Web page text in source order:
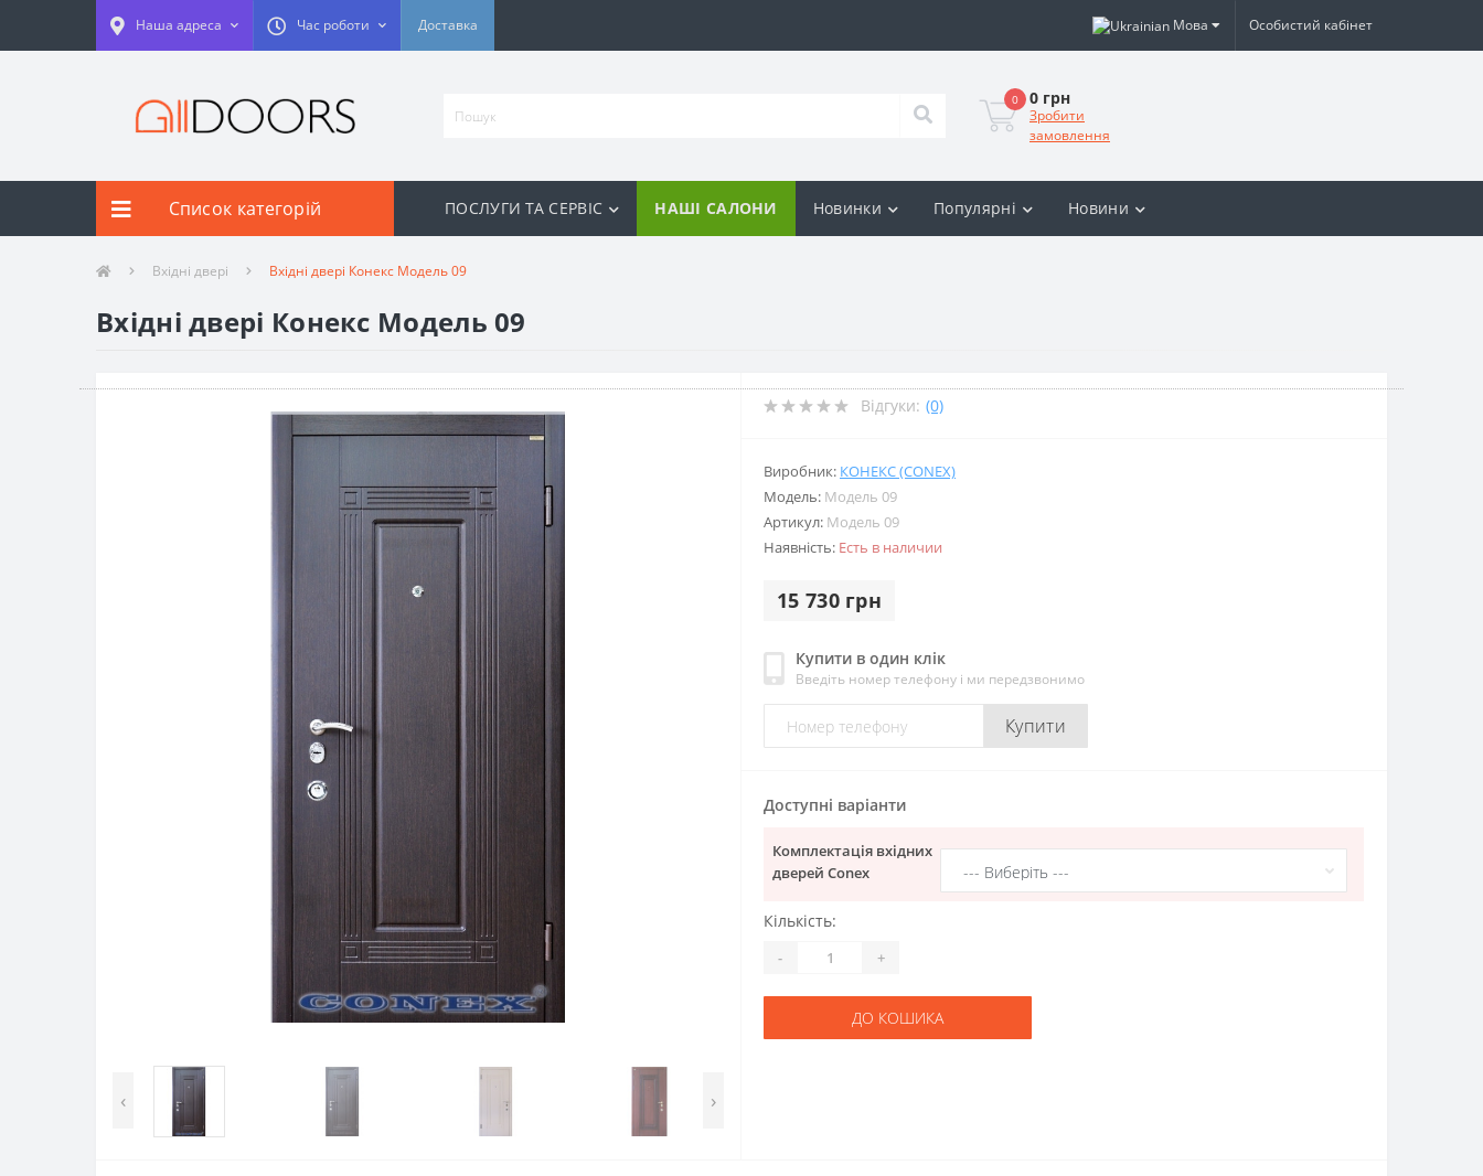
Наша адреса Час роботи Доставка Мова Особистий кабінет
0 0 грн
Зробити
замовлення
Список категорій ПОСЛУГИ ТА СЕРВІС НАШІ САЛОНИ Новинки Популярні Новини
Вхідні двері Вхідні двері Конекс Модель 09
Вхідні двері Конекс Модель 09
‹ ›
Відгуки: (0)
Виробник: КОНЕКС (CONEX)
Модель: Модель 09
Артикул: Модель 09
Наявність: Есть в наличии
15 730 грн
Купити в один клік
Введіть номер телефону і ми передзвонимо
Купити
Доступні варіанти
Комплектація вхідних
дверей Conex
Кількість:
- +
ДО КОШИКА